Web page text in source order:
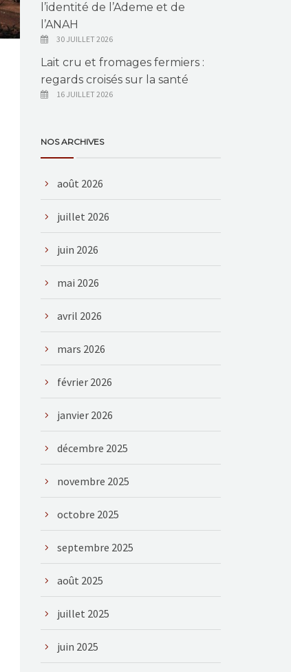
l’identité de l’Ademe et de
l’ANAH
30 JUILLET 2026
Lait cru et fromages fermiers :
regards croisés sur la santé
16 JUILLET 2026
NOS ARCHIVES
août 2026
juillet 2026
juin 2026
mai 2026
avril 2026
mars 2026
février 2026
janvier 2026
décembre 2025
novembre 2025
octobre 2025
septembre 2025
août 2025
juillet 2025
juin 2025